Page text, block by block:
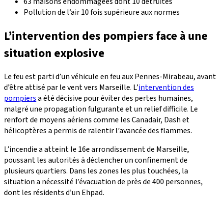
Pollution de l’air 10 fois supérieure aux normes
L’intervention des pompiers face à une
situation explosive
Le feu est parti d’un véhicule en feu aux Pennes-Mirabeau, avant
d’être attisé par le vent vers Marseille. L’intervention des
pompiersa été décisive pour éviter des pertes humaines,
malgré une propagation fulgurante et un relief difficile. Le
renfort de moyens aériens comme les Canadair, Dash et
hélicoptères a permis de ralentir l’avancée des flammes.
L’incendie a atteint le 16e arrondissement de Marseille,
poussant les autorités à déclencher un confinement de
plusieurs quartiers. Dans les zones les plus touchées, la
situation a nécessité l’évacuation de près de 400 personnes,
dont les résidents d’un Ehpad.